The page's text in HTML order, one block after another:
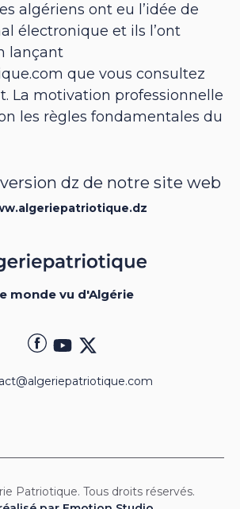
algériens ont eu l’idée de
électronique et ils l’ont
lançant
que vous consultez
La motivation professionnelle
les règles fondamentales du
dz de notre site web
monde vu d'Algérie
Patriotique. Tous droits réservés.